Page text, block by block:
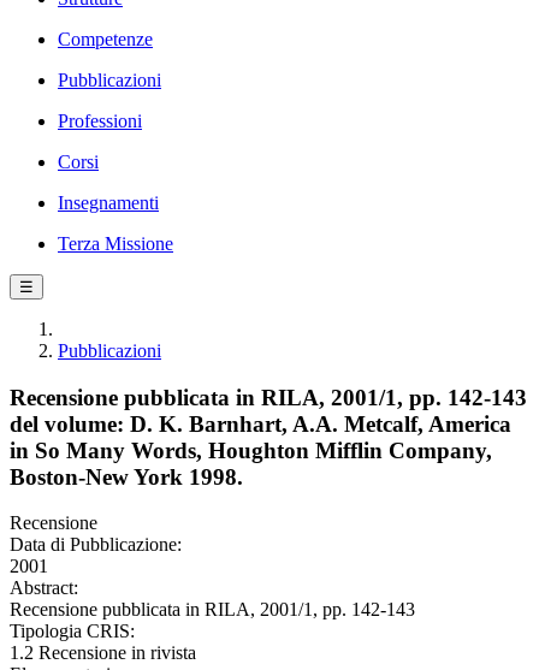
Competenze
Pubblicazioni
Professioni
Corsi
Insegnamenti
Terza Missione
☰
Pubblicazioni
Recensione pubblicata in RILA, 2001/1, pp. 142-143
del volume: D. K. Barnhart, A.A. Metcalf, America
in So Many Words, Houghton Mifflin Company,
Boston-New York 1998.
Recensione
Data di Pubblicazione:
2001
Abstract:
Recensione pubblicata in RILA, 2001/1, pp. 142-143
Tipologia CRIS:
1.2 Recensione in rivista